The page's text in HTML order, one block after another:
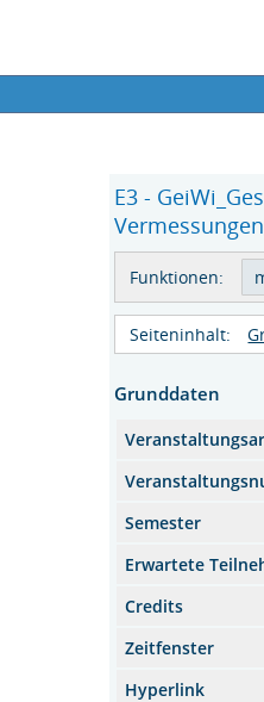
E3 -
Funktionen:
Seiteninhalt:
Grunddaten
Semester
Erwartete
Credits
Zeitfenster
Hyperlink